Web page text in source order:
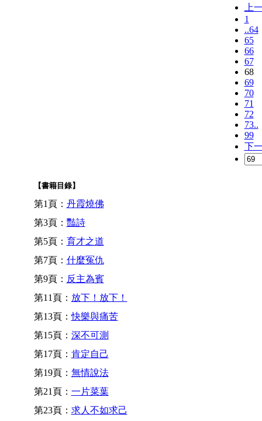
上
1
..64
65
66
67
68
69
70
71
72
73..
99
下
【書籍目錄】
第1頁： 丹霞燒佛
第3頁： 豔詩
第5頁： 育才之道
第7頁： 什麼冤仇
第9頁： 反主為賓
第11頁： 放下！放下！
第13頁：快樂與痛苦
第15頁： 深不可測
第17頁： 肯定自己
第19頁： 無情說法
第21頁： 一片菜葉
第23頁： 求人不如求己